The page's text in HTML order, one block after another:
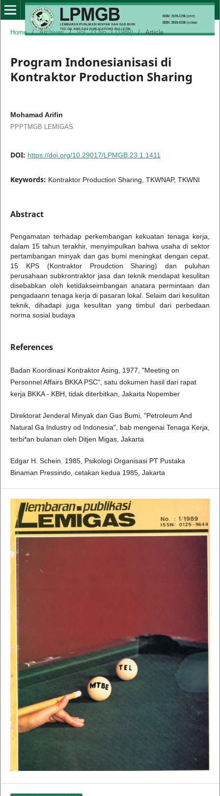
Home / Archives / Vol. 23 No. 1 (1989) / Article
Program Indonesianisasi di
Kontraktor Production Sharing
Mohamad Arifin
PPPTMGB LEMIGAS
DOI: https://doi.org/10.29017/LPMGB.23.1.1411
Keywords: Kontraktor Production Sharing, TKWNAP, TKWNI
Abstract
Pengamatan terhadap perkembangan kekuatan tenaga kerja,
dalam 15 tahun terakhir, menyimpulkan bahwa usaha di sektor
pertambangan minyak dan gas bumi meningkat dengan cepat.
15 KPS (Kontraktor Proudction Sharing) dan puluhan
perusahaan subkrontraktor jasa dan teknik mendapat kesulitan
disebabkan oleh ketidakseimbangan anatara permintaan dan
pengadaann tenaga kerja di pasaran lokal. Selaim dari kesulitan
teknik, dihadapi juga kesulitan yang timbul dari perbedaan
norma sosial budaya
References
Badan Koordinasi Kontraktor Asing, 1977, "Meeting on
Personnel Affairs BKKA PSC", satu dokumen hasil dari rapat
kerja BKKA - KBH, tidak diterbitkan, Jakarta Nopember
Direktorat Jenderal Minyak dan Gas Bumi, "Petroleum And
Natural Ga Industry od Indonesia", bab mengenai Tenaga Kerja,
terbi*an bulanan oleh Ditjen Migas, Jakarta
Edgar H. Schein. 1985, Psikologi Organisasi PT Pustaka
Binaman Pressindo, cetakan kedua 1985, Jakarta